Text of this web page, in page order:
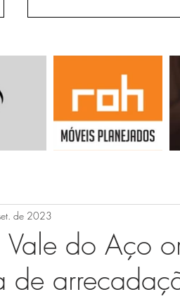
Vale do Aço
de
de 2023